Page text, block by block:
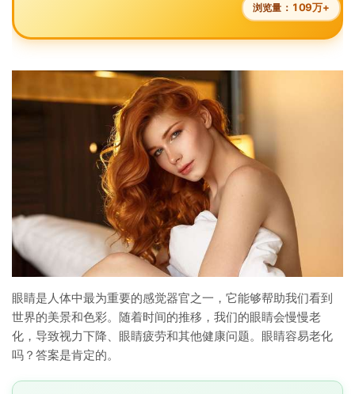
浏览量： 109万+
眼睛是人体中最为重要的感觉器官之一，它能够帮助我们看到
世界的美景和色彩。随着时间的推移，我们的眼睛会慢慢老
化，导致视力下降、眼睛疲劳和其他健康问题。眼睛容易老化
吗？答案是肯定的。